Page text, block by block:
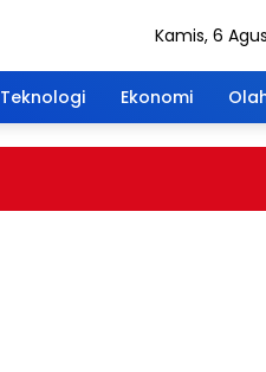
Kamis, 6
Teknologi Ekonomi